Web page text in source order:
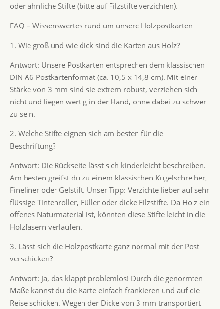
oder ähnliche Stifte (bitte auf Filzstifte verzichten).
FAQ – Wissenswertes rund um unsere Holzpostkarten
1. Wie groß und wie dick sind die Karten aus Holz?
Antwort: Unsere Postkarten entsprechen dem klassischen
DIN A6 Postkartenformat (ca. 10,5 x 14,8 cm). Mit einer
Stärke von 3 mm sind sie extrem robust, verziehen sich
nicht und liegen wertig in der Hand, ohne dabei zu schwer
zu sein.
2. Welche Stifte eignen sich am besten für die
Beschriftung?
Antwort: Die Rückseite lässt sich kinderleicht beschreiben.
Am besten greifst du zu einem klassischen Kugelschreiber,
Fineliner oder Gelstift. Unser Tipp: Verzichte lieber auf sehr
flüssige Tintenroller, Füller oder dicke Filzstifte. Da Holz ein
offenes Naturmaterial ist, könnten diese Stifte leicht in die
Holzfasern verlaufen.
3. Lässt sich die Holzpostkarte ganz normal mit der Post
verschicken?
Antwort: Ja, das klappt problemlos! Durch die genormten
Maße kannst du die Karte einfach frankieren und auf die
Reise schicken. Wegen der Dicke von 3 mm transportiert